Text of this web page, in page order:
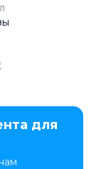
для